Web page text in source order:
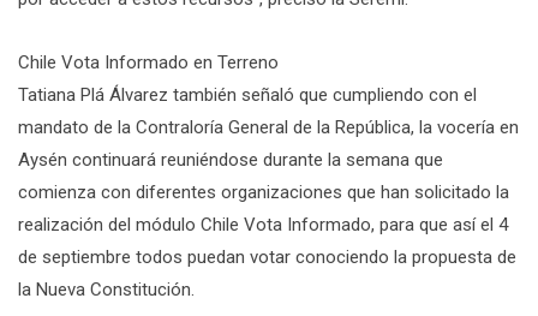
Chile Vota Informado en Terreno
Tatiana Plá Álvarez también señaló que cumpliendo con el
mandato de la Contraloría General de la República, la vocería en
Aysén continuará reuniéndose durante la semana que
comienza con diferentes organizaciones que han solicitado la
realización del módulo Chile Vota Informado, para que así el 4
de septiembre todos puedan votar conociendo la propuesta de
la Nueva Constitución.